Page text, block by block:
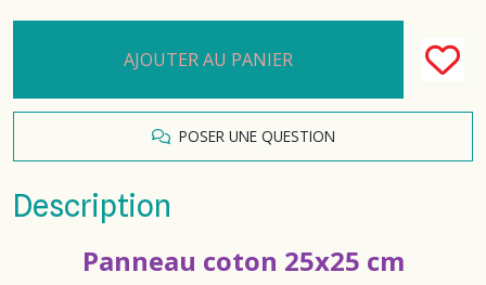
AJOUTER AU PANIER
POSER UNE QUESTION
Description
Panneau coton 25x25 cm